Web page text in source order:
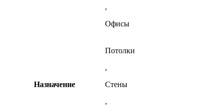
,
Офисы
Назначение
Потолки
,
Стены
,